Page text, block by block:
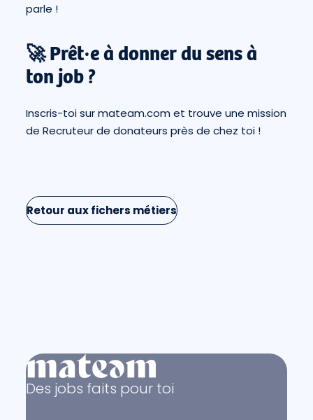
parle !
🚀 Prêt·e à donner du sens à
ton job ?
Inscris-toi sur mateam.com et trouve une mission
de Recruteur de donateurs près de chez toi !
Retour aux fichers métiers
Des jobs faits pour toi